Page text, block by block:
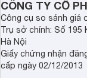
CÔNG TY CỔ
Công cụ so sánh giá
Trụ sở chính: Số 195
Hà Nội
Giấy chứng nhận
cấp ngày 02/12/2013